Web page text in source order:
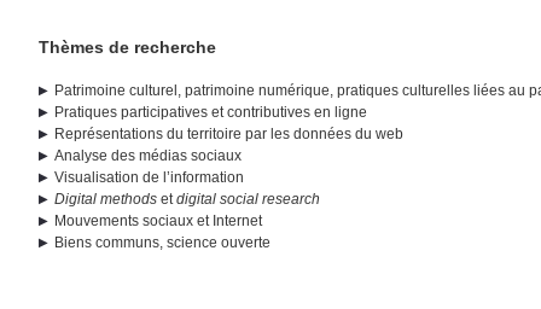
Thèmes de recherche
Patrimoine culturel, patrimoine numérique, pratiques culturelles liées au
Pratiques participatives et contributives en ligne
Représentations du territoire par les données du web
Analyse des médias sociaux
Visualisation de l’information
Digital methods etdigital social research
Mouvements sociaux et Internet
Biens communs, science ouverte